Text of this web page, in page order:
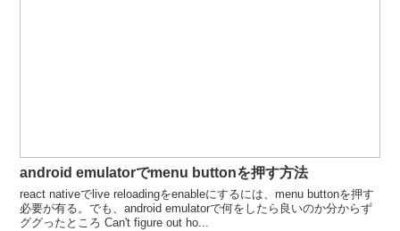
android emulatorでmenu buttonを押す方法
react nativeでlive reloadingをenableにするには、menu buttonを押す
必要が有る。でも、android emulatorで何をしたら良いのか分からず
ググったところ Can't figure out ho...